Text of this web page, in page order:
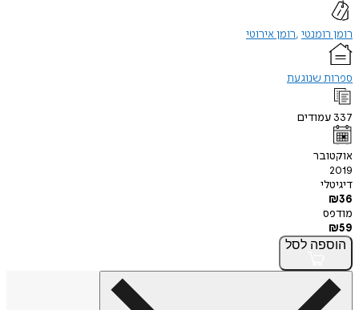
רומן רומנטי רומן אירוטי
ספרות שנוגעת
337 עמודים
אוקטובר
2019
דיגיטלי
₪36
מודפס
₪59
הוספה לסל